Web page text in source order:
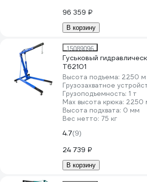
96 359 ₽
В корзину
15089096
Гуськовый
T62101
Высота подъема: 2250 м
Грузозахватное
Грузоподъемность: 1 т
Мах высота крюка: 2250
Высота подхвата: 0 мм
Вес нетто: 75 кг
4.7(9)
24 739 ₽
В корзину